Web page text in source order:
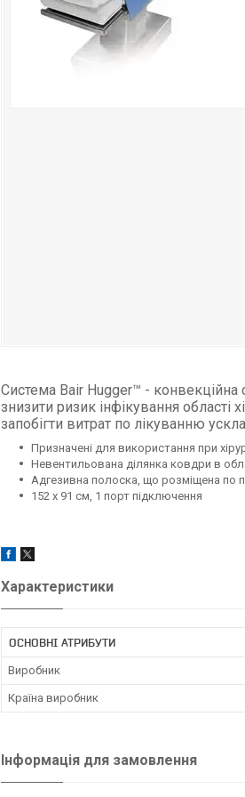
Cистема Bair Hugger™ - конвекційна
знизити ризик інфікування області
запобігти витрат по лікуванню
Призначені для використання при
Невентильована ділянка ковдри в
Адгезивна полоска, що розміщена по
152 х 91 см, 1 порт підключення
Характеристики
ОСНОВНІ АТРИБУТИ
Виробник
Країна виробник
Інформація для замовлення